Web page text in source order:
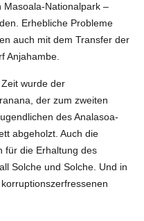
Masoala-Nationalpark –
Erhebliche Probleme
auch mit dem Transfer der
Anjahambe.
wurde der
der zum zweiten
des Analasoa-
abgeholzt. Auch die
für die Erhaltung des
Solche und Solche. Und in